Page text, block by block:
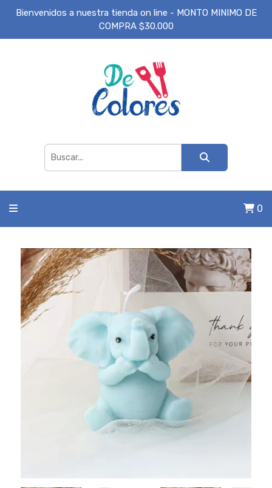
Bienvenidos a nuestra tienda on line - MONTO MINIMO DE
COMPRA $30.000
0